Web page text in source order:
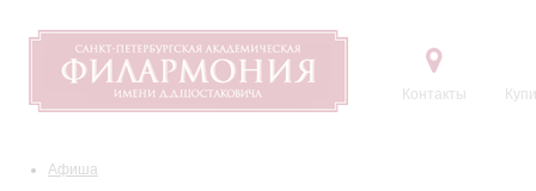
Контакты
Афиша